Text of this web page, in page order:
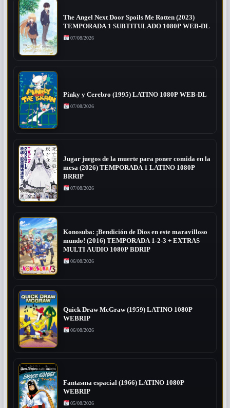
The Angel Next Door Spoils Me Rotten (2023)
TEMPORADA 1 SUBTITULADO 1080P WEB-DL
07/08/2026
Pinky y Cerebro (1995) LATINO 1080P WEB-DL
07/08/2026
Jugar juegos de la muerte para poner comida en la
mesa (2026) TEMPORADA 1 LATINO 1080P
BRRIP
07/08/2026
Konosuba: ¡Bendición de Dios en este maravilloso
mundo! (2016) TEMPORADA 1-2-3 + EXTRAS
MULTI AUDIO 1080P BDRIP
06/08/2026
Quick Draw McGraw (1959) LATINO 1080P
WEBRIP
06/08/2026
Fantasma espacial (1966) LATINO 1080P
WEBRIP
05/08/2026